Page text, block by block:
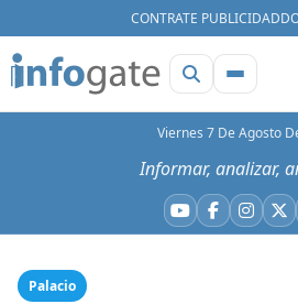
CONTRATE PUBLICIDAD
Viernes 7 De Agosto
Informar, analizar,
YouTube
Facebook
X
Palacio